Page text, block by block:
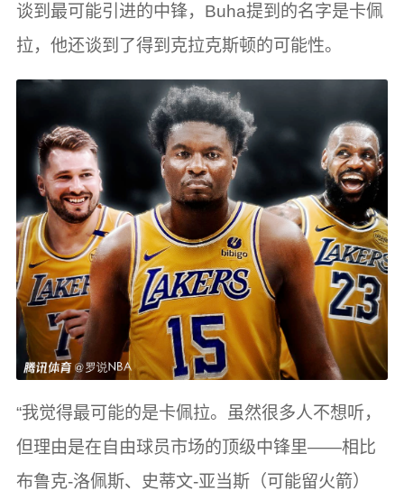
谈到最可能引进的中锋，Buha提到的名字是卡佩
拉，他还谈到了得到克拉克斯顿的可能性。
“我觉得最可能的是卡佩拉。虽然很多人不想听，
但理由是在自由球员市场的顶级中锋里——相比
布鲁克-洛佩斯、史蒂文-亚当斯（可能留火箭）